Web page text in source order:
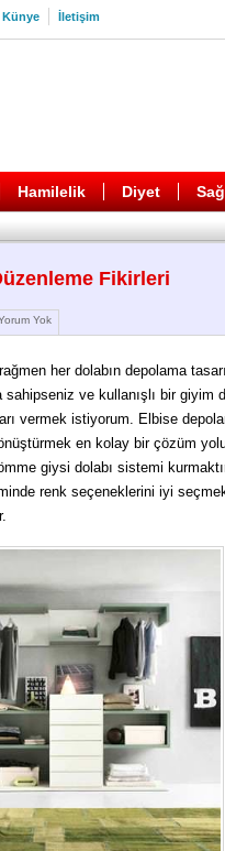
Künye İletişim
Hamilelik Diyet
Fikirleri
Yok
her dolabın depolama
ve kullanışlı bir giyim
vermek istiyorum. Elbise
en kolay bir çözüm
giysi dolabı sistemi
renk seçeneklerini iyi